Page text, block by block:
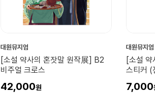
대원뮤지엄
[소설 약사의 혼잣말 원작展] B2
비주얼 크로스
42,000
대원뮤지엄
[소설
스티커 (
7,000